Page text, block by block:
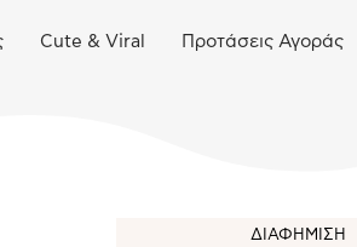
Cute & Viral Προτάσεις Αγοράς